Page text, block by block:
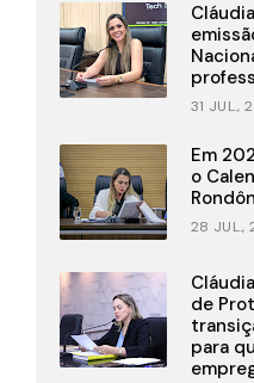
31 JUL.,
Em
o
28 JUL.,
de
para